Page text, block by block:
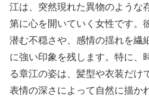
江は、突然現れた異物のような
第に心を開いていく女性です。
潜む不穏さや、感情の揺れを繊
に強い印象を残します。特に、
る章江の姿は、髪型や衣装だけ
表情の深さによって自然に描か